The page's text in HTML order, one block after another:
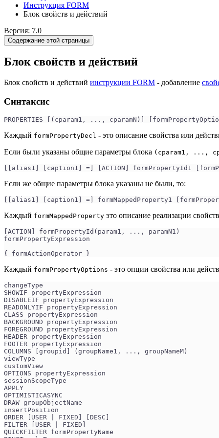
Инструкция FORM
Блок свойств и действий
Версия: 7.0
Содержание этой страницы
Блок свойств и действий
Блок свойств и действий инструкции FORM - добавление
Синтаксис
PROPERTIES [(cparam1, ..., cparamN)]
Каждый formPropertyDecl - это описание свойства или
Если были указаны общие параметры блока (cparam1, ...,
[[alias1] [caption1] =] [ACTION] formPropertyId1
Если же общие параметры блока указаны не были, то:
[[alias1] [caption1] =] formMappedProperty1
Каждый formMappedProperty это описание реализации
[ACTION] formPropertyId(param1, ..., paramN1)
formPropertyExpression
{ formActionOperator }
Каждый formPropertyOptions - это опции свойства или
changeType
SHOWIF propertyExpression
DISABLEIF propertyExpression
READONLYIF propertyExpression
CLASS propertyExpression
BACKGROUND propertyExpression
FOREGROUND propertyExpression
HEADER propertyExpression
FOOTER propertyExpression
COLUMNS [groupid] (groupName1, ..., groupNameM)
viewType
customView
OPTIONS propertyExpression
sessionScopeType
APPLY
OPTIMISTICASYNC
DRAW groupObjectName
insertPosition
ORDER [USER | FIXED] [DESC]
FILTER [USER | FIXED]
QUICKFILTER formPropertyName